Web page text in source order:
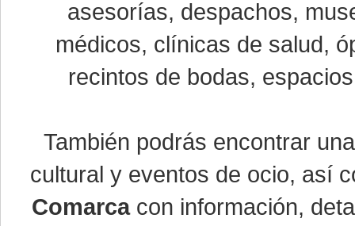
asesorías, despachos,
médicos, clínicas de salud,
recintos de bodas,
También podrás encontrar
cultural y eventos de ocio, así
Comarcacon información,